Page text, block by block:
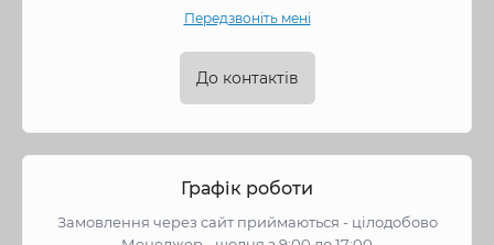
Передзвоніть мені
До контактів
Графік роботи
Замовлення через сайт приймаються - цілодобово